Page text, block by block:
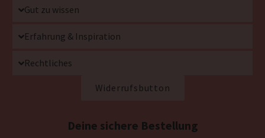
Gut zu wissen
Erfahrung & Inspiration
Rechtliches
Widerrufsbutton
Deine sichere Bestellung